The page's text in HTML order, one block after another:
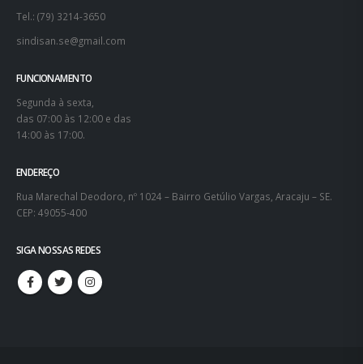
Tel.: (79) 3214-3650
sindisan.se@gmail.com
FUNCIONAMENTO
Segunda à sexta,
das 07:00 às 12:00 e das
14:00 às 17:00.
ENDEREÇO
Rua Marechal Deodoro, nº 1024 – Bairro Getúlio Vargas, Aracaju – SE.
CEP: 49055-400
SIGA NOSSAS REDES